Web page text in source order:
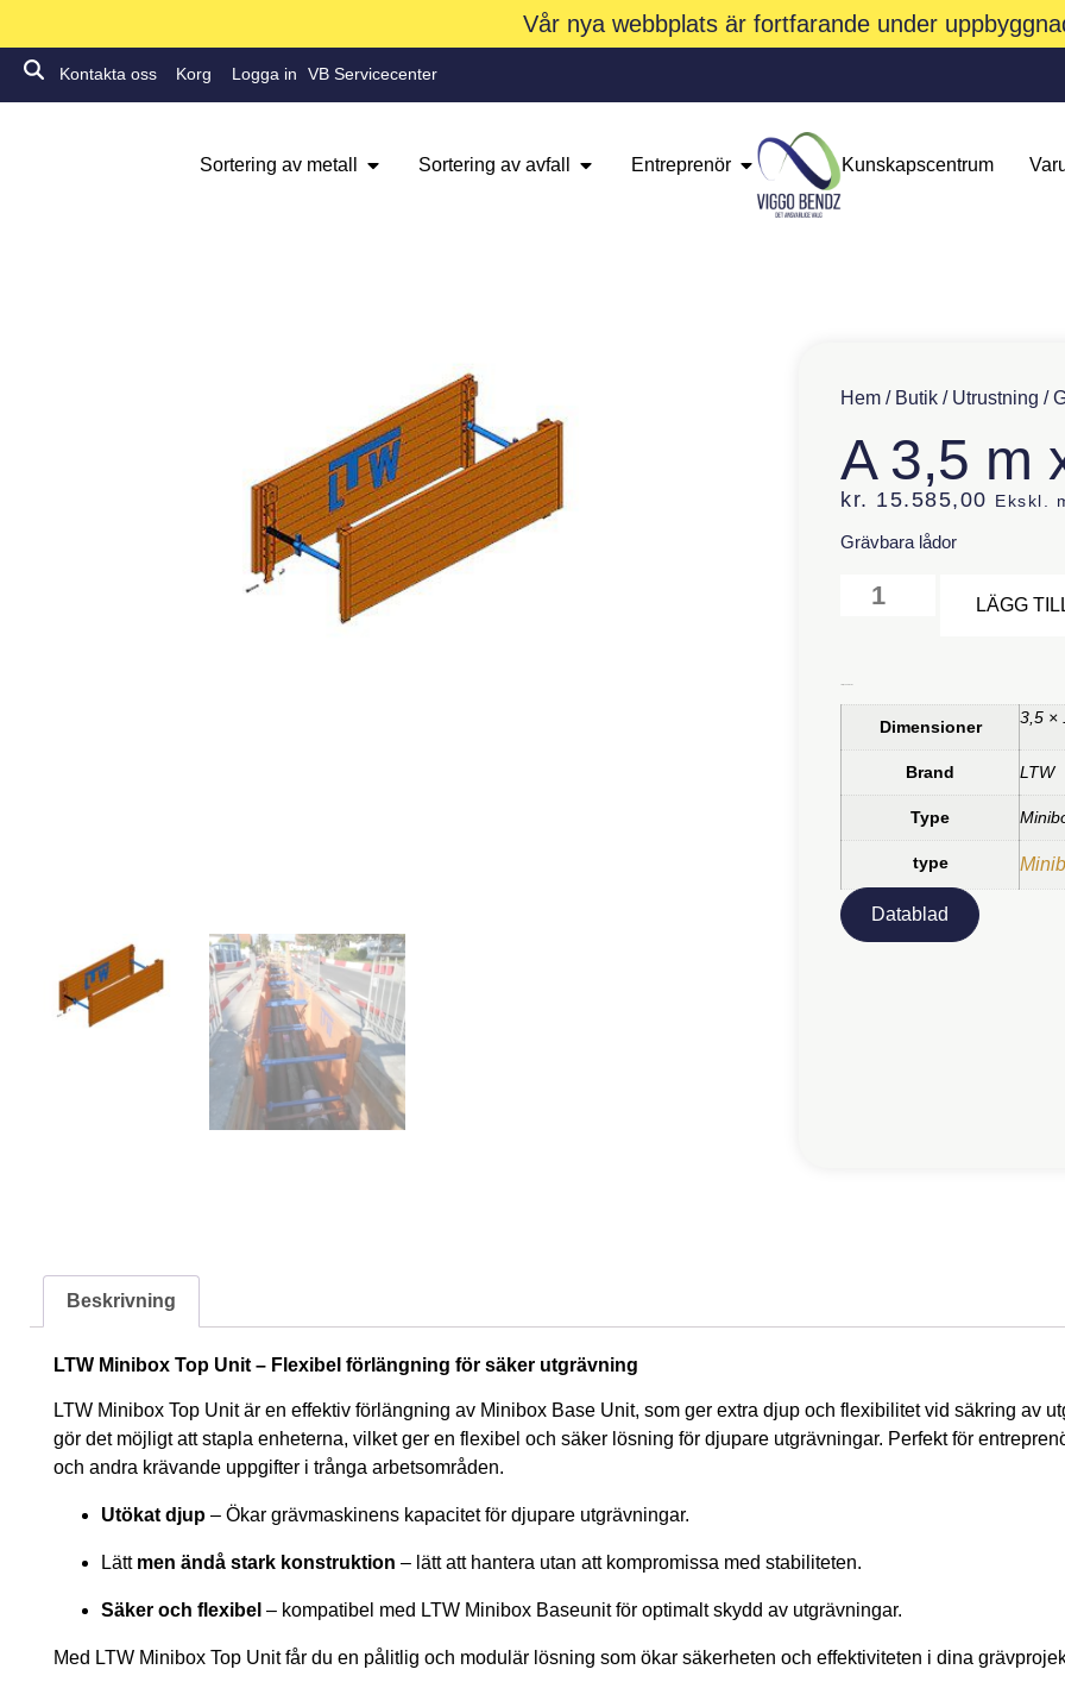
Vår nya webbplats är fortfarande under
Kontakta oss Korg Logga in VB Servicecenter
Sortering av metall Sortering av avfall Entreprenör Kunskapscentrum
Hem / Butik / Utrustning /
A 3,5 m
kr. 15.585,00 Ekskl.
Grävbara lådor
LÄGG
Dimensioner 3,5 ×
Brand LTW
Type
type
Datablad
Beskrivning
LTW Minibox Top Unit – Flexibel förlängning för säker utgrävning
LTW Minibox Top Unit är en effektiv förlängning av Minibox Base Unit, som ger extra djup och flexibilitet vid säkring av
gör det möjligt att stapla enheterna, vilket ger en flexibel och säker lösning för djupare utgrävningar. Perfekt för
och andra krävande uppgifter i trånga arbetsområden.
Utökat djup – Ökar grävmaskinens kapacitet för djupare utgrävningar.
Lätt men ändå stark konstruktion – lätt att hantera utan att kompromissa med stabiliteten.
Säker och flexibel – kompatibel med LTW Minibox Baseunit för optimalt skydd av utgrävningar.
Med LTW Minibox Top Unit får du en pålitlig och modulär lösning som ökar säkerheten och effektiviteten i dina